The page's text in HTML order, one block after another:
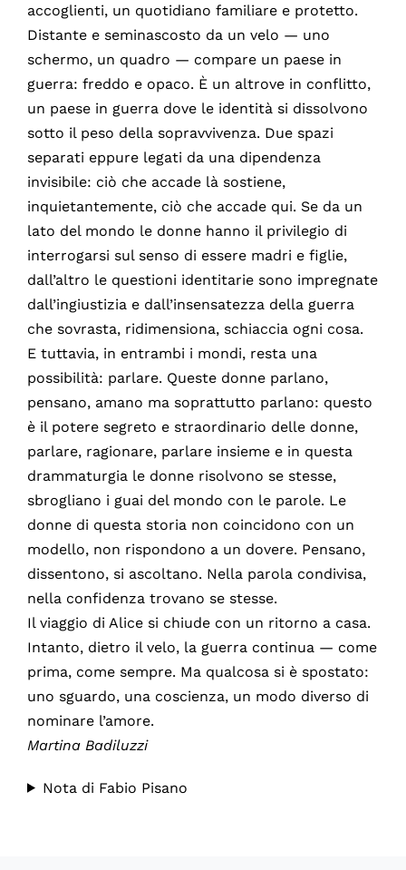
accoglienti, un quotidiano familiare e protetto.
Distante e seminascosto da un velo — uno
schermo, un quadro — compare un paese in
guerra: freddo e opaco. È un altrove in conflitto,
un paese in guerra dove le identità si dissolvono
sotto il peso della sopravvivenza. Due spazi
separati eppure legati da una dipendenza
invisibile: ciò che accade là sostiene,
inquietantemente, ciò che accade qui. Se da un
lato del mondo le donne hanno il privilegio di
interrogarsi sul senso di essere madri e figlie,
dall’altro le questioni identitarie sono impregnate
dall’ingiustizia e dall’insensatezza della guerra
che sovrasta, ridimensiona, schiaccia ogni cosa.
E tuttavia, in entrambi i mondi, resta una
possibilità: parlare. Queste donne parlano,
pensano, amano ma soprattutto parlano: questo
è il potere segreto e straordinario delle donne,
parlare, ragionare, parlare insieme e in questa
drammaturgia le donne risolvono se stesse,
sbrogliano i guai del mondo con le parole. Le
donne di questa storia non coincidono con un
modello, non rispondono a un dovere. Pensano,
dissentono, si ascoltano. Nella parola condivisa,
nella confidenza trovano se stesse.
Il viaggio di Alice si chiude con un ritorno a casa.
Intanto, dietro il velo, la guerra continua — come
prima, come sempre. Ma qualcosa si è spostato:
uno sguardo, una coscienza, un modo diverso di
nominare l’amore.
Martina Badiluzzi
Nota di Fabio Pisano